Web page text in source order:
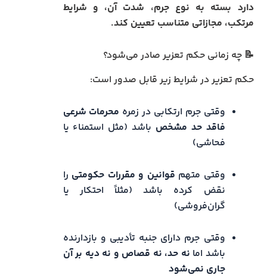
دارد بسته به نوع جرم، شدت آن، و شرایط
مرتکب، مجازاتی متناسب تعیین کند.
📝 چه زمانی حکم تعزیر صادر می‌شود؟
حکم تعزیر در شرایط زیر قابل صدور است:
وقتی جرم ارتکابی در زمره محرمات شرعی
فاقد حد مشخص باشد (مثل استمناء یا
فحاشی)
وقتی متهم قوانین و مقررات حکومتی را
نقض کرده باشد (مثلاً احتکار یا
گران‌فروشی)
وقتی جرم دارای جنبه تأدیبی و بازدارنده
باشد اما نه حد، نه قصاص و نه دیه بر آن
جاری نمی‌شود